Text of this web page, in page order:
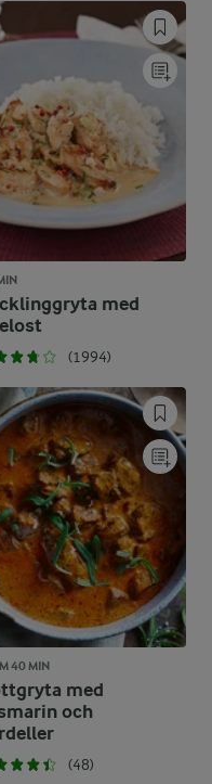
med
(1994)
40 MIN
med
och
(48)